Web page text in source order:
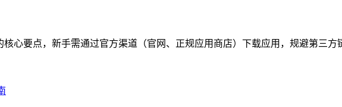
心要点，新手需通过官方渠道（官网、正规应用商店）下载应用，规避第三方